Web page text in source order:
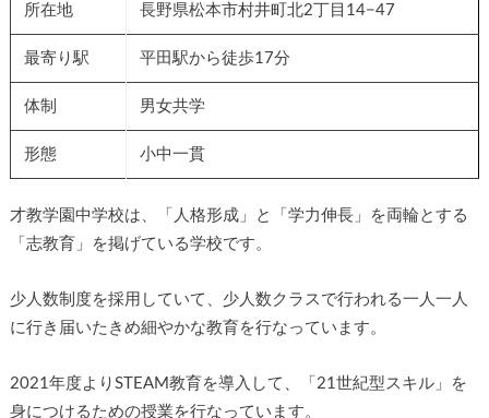
所在地 長野県松本市村井町北2丁目14−47
最寄り駅 平田駅から徒歩17分
体制 男女共学
形態 小中一貫
才教学園中学校は、「人格形成」と「学力伸長」を両輪とする
「志教育」を掲げている学校です。
少人数制度を採用していて、少人数クラスで行われる一人一人
に行き届いたきめ細やかな教育を行なっています。
2021年度よりSTEAM教育を導入して、「21世紀型スキル」を
身につけるための授業を行なっています。